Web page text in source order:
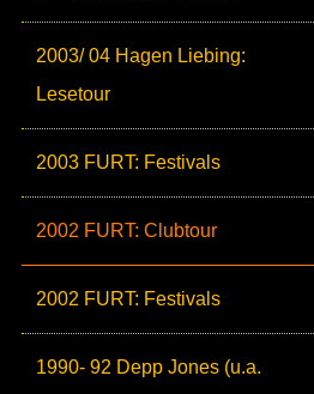
2003/ 04 Hagen Liebing:
Lesetour
2003 FURT: Festivals
2002 FURT: Clubtour
2002 FURT: Festivals
1990- 92 Depp Jones (u.a.